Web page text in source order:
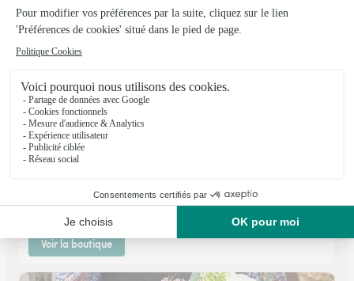
Atelier des Fleurs
4.4 (111)
Voir la boutique